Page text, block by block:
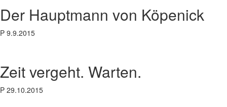
Der Hauptmann von Köpenick
P 9.9.2015
Zeit vergeht. Warten.
P 29.10.2015